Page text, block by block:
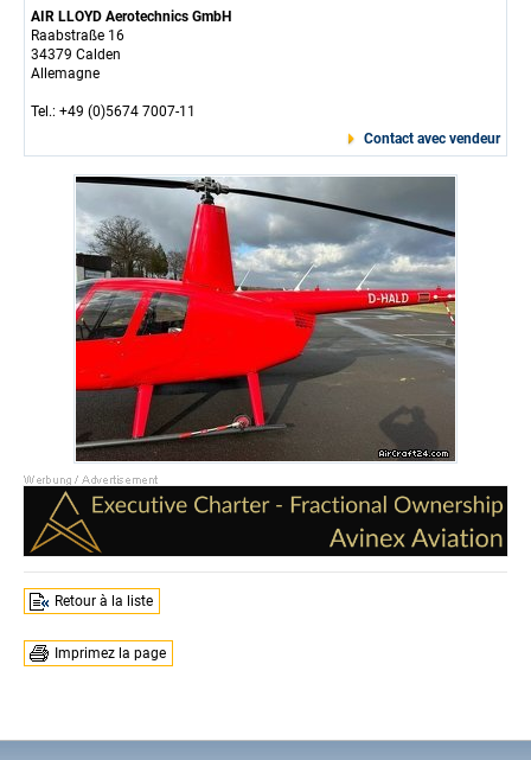
AIR LLOYD Aerotechnics GmbH
Raabstraße 16
34379 Calden
Allemagne
Tel.: +49 (0)5674 7007-11
Contact avec vendeur
Retour à la liste
Imprimez la page